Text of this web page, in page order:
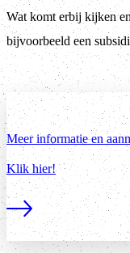
Wat komt erbij kijken
bijvoorbeeld een
Meer informatie en
Klik hier!
Lees meer